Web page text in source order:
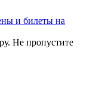
и билеты на
Не пропустите